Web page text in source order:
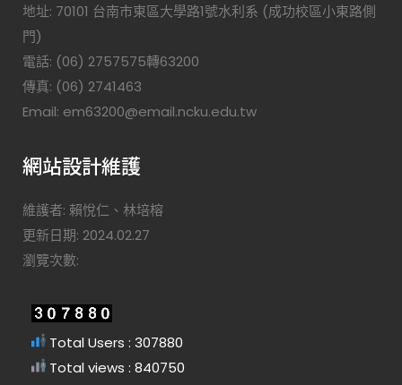
地址: 70101 台南市東區大學路1號水利系 (成功校區小東路側
門)
電話: (06) 2757575轉63200
傳真: (06) 2741463
Email: em63200@email.ncku.edu.tw
網站設計維護
維護者: 賴悅仁、林培榕
更新日期: 2024.02.27
瀏覽次數:
Total Users : 307880
Total views : 840750